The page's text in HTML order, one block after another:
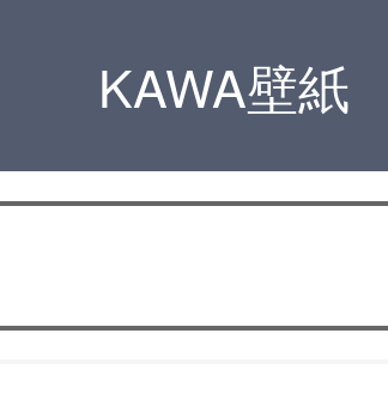
KAWA壁紙